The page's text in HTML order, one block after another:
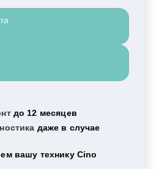
до 12 месяцев
даже в случае
вашу технику Cino